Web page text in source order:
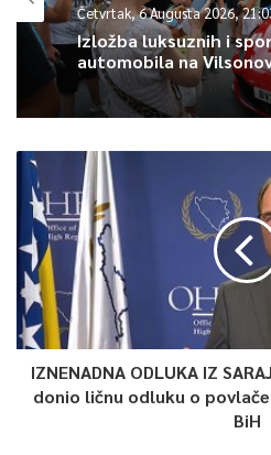
centar koji će povezivati lokalnu
kulturnim vrijednostima.
Tajna zbirke u
Jedno od najčešćih pitanja koje
se Bašagićeva zbirka, koja sadrži
rukopise, nalazi u
Bratislavi?
Ambasador Slovačke Republike u
je da je Bašagić nakon Prvog
mjesto za svoje blago u tadašnjoj
konsultacija s intelektualnim
zbirka u Bratislavi biti najsigurnija.
Četvrtak, 6 Augusta 2026,
Izložba luksuznih i
automobila na
IZNENADNA ODLUKA IZ
donio ličnu odluku o
BiH